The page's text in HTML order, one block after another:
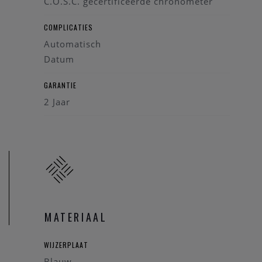
COMPLICATIES
Automatisch
Datum
GARANTIE
2 Jaar
MATERIAAL
WIJZERPLAAT